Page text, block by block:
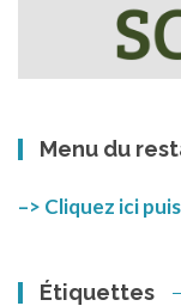
Menu du
–> Cliquez ici
Étiquettes